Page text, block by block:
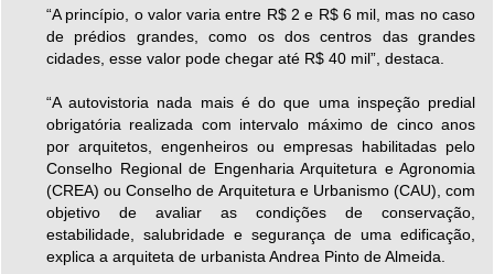
“A princípio, o valor varia entre R$ 2 e R$ 6 mil, mas no caso
de prédios grandes, como os dos centros das grandes
cidades, esse valor pode chegar até R$ 40 mil”, destaca.
“A autovistoria nada mais é do que uma inspeção predial
obrigatória realizada com intervalo máximo de cinco anos
por arquitetos, engenheiros ou empresas habilitadas pelo
Conselho Regional de Engenharia Arquitetura e Agronomia
(CREA) ou Conselho de Arquitetura e Urbanismo (CAU), com
objetivo de avaliar as condições de conservação,
estabilidade, salubridade e segurança de uma edificação,
explica a arquiteta de urbanista Andrea Pinto de Almeida.